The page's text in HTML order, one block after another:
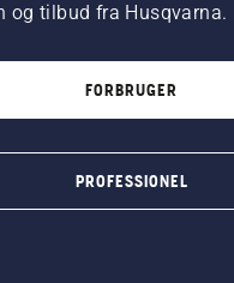
og tilbud fra Husqvarna.
FORBRUGER
PROFESSIONEL